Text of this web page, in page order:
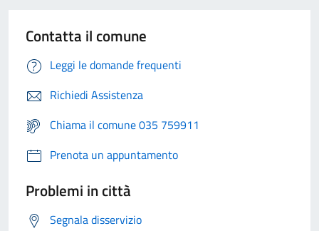
Contatta il comune
Leggi le domande frequenti
Richiedi Assistenza
Chiama il comune 035 759911
Prenota un appuntamento
Problemi in città
Segnala disservizio